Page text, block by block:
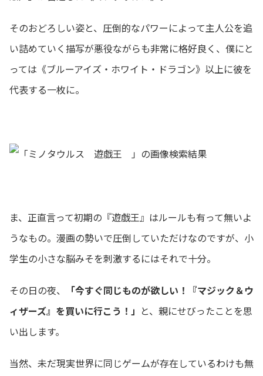
そのおどろしい姿と、圧倒的なパワーによって主人公を追
い詰めていく描写が悪役ながらも非常に格好良く、僕にと
っては《ブルーアイズ・ホワイト・ドラゴン》以上に彼を
代表する一枚に。
ま、正直言って初期の『遊戯王』はルールも有って無いよ
うなもの。漫画の勢いで圧倒していただけなのですが、小
学生の小さな脳みそを刺激するにはそれで十分。
その日の夜、
「今すぐ同じものが欲しい！『マジック＆ウ
ィザーズ』を買いに行こう！」 と、親にせびったことを思
い出します。
当然、未だ現実世界に同じゲームが存在しているわけも無